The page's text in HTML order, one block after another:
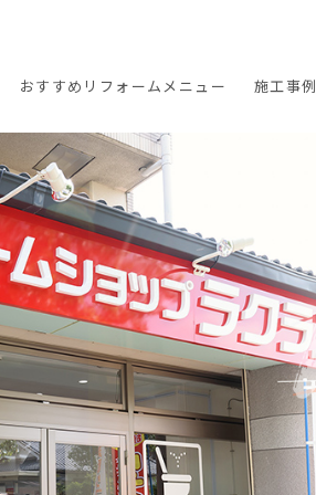
おすすめ リフォームメニュー 施工事例